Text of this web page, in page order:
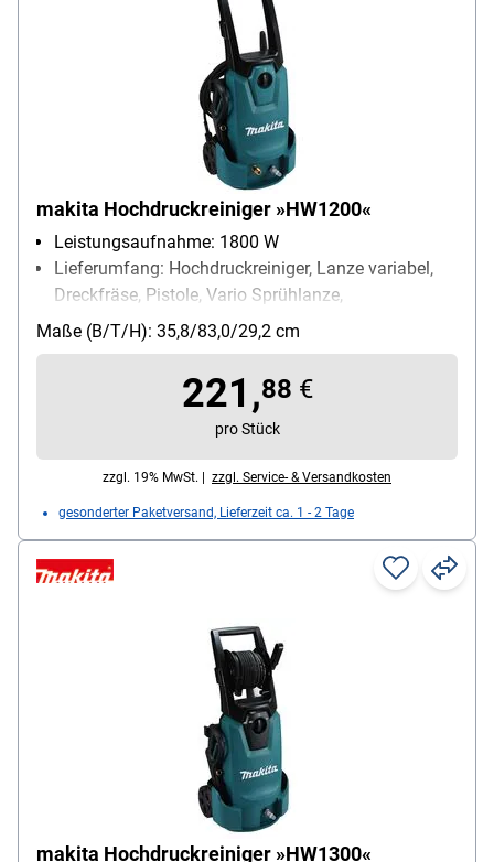
makita Hochdruckreiniger »HW1200«
Leistungsaufnahme: 1800 W
Lieferumfang: Hochdruckreiniger, Lanze variabel,
Dreckfräse, Pistole, Vario Sprühlanze,
Verbindungsstück mit Wasserfilter, Außen-Innen-
Anschlussset
Aktionsradius: 10 m
Maße (B/T/H): 35,8/83,0/29,2 cm
221,88 €
pro Stück
zzgl. 19% MwSt. | zzgl. Service- & Versandkosten
gesonderter Paketversand, Lieferzeit ca. 1 - 2 Tage
makita Hochdruckreiniger »HW1300«